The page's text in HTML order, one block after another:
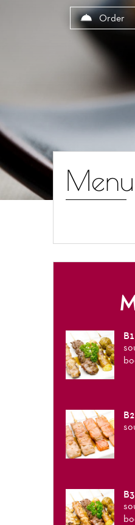
Order
Menu
B1
B2
B3
Cookies management panel